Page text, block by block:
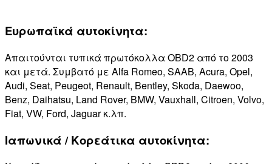
Ευρωπαϊκά αυτοκίνητα:
Απαιτούνται τυπικά πρωτόκολλα OBD2 από το 2003
και μετά. Συμβατό με Alfa Romeo, SAAB, Acura, Opel,
Audi, Seat, Peugeot, Renault, Bentley, Skoda, Daewoo,
Benz, Daihatsu, Land Rover, BMW, Vauxhall, Citroen, Volvo,
Fiat, VW, Ford, Jaguar κ.λπ.
Ιαπωνικά / Κορεάτικα αυτοκίνητα: